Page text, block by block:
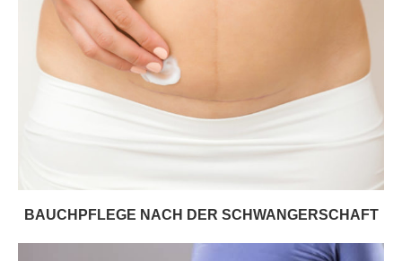
BAUCHPFLEGE NACH DER SCHWANGERSCHAFT